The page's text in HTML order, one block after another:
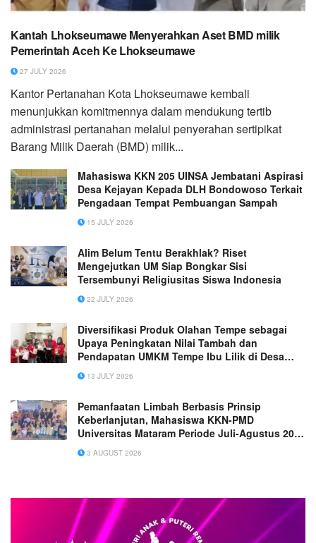
Kantah Lhokseumawe Menyerahkan Aset BMD milik
Pemerintah Aceh Ke Lhokseumawe
27 JULY 2026
Kantor Pertanahan Kota Lhokseumawe kembali
menunjukkan komitmennya dalam mendukung tertib
administrasi pertanahan melalui penyerahan sertipikat
Barang Milik Daerah (BMD) milik...
Mahasiswa KKN 205 UINSA Jembatani Aspirasi
Desa Kejayan Kepada DLH Bondowoso Terkait
Pengadaan Tempat Pembuangan Sampah
15 JULY 2026
Alim Belum Tentu Berakhlak? Riset
Mengejutkan UM Siap Bongkar Sisi
Tersembunyi Religiusitas Siswa Indonesia
22 JULY 2026
Diversifikasi Produk Olahan Tempe sebagai
Upaya Peningkatan Nilai Tambah dan
Pendapatan UMKM Tempe Ibu Lilik di Desa
Bedanten Kecamatan Bungah Kabupaten
Gresik
13 JULY 2026
Pemanfaatan Limbah Berbasis Prinsip
Keberlanjutan, Mahasiswa KKN-PMD
Universitas Mataram Periode Juli-Agustus 2026
Dorong Pengelolaan Limbah Organik dan
Penghijauan di 14 Dusun Desa Ubung, Kec.
3 AUGUST 2026